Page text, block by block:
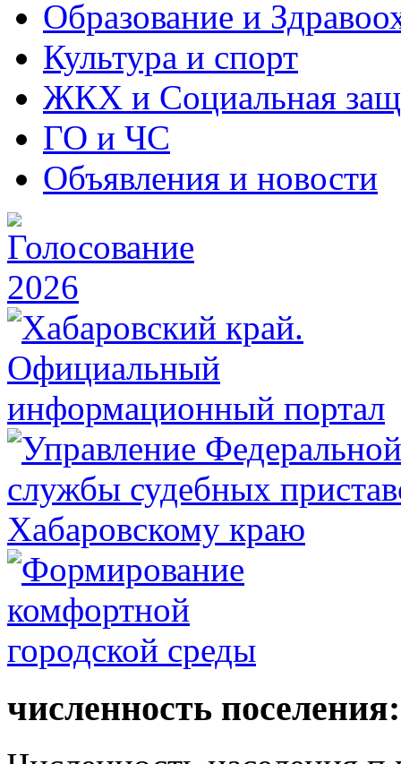
Образование и
Культура и спорт
ЖКХ и Социальная
ГО и ЧС
Объявления и новости
численность поселения: